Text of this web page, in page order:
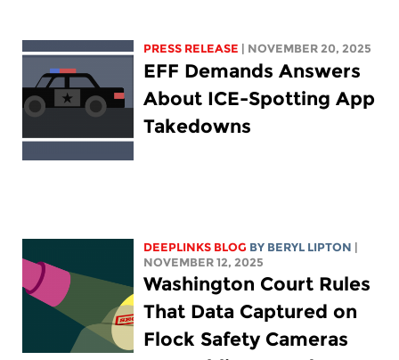
PRESS RELEASE | NOVEMBER 20, 2025
EFF Demands Answers
About ICE-Spotting App
Takedowns
DEEPLINKS BLOG BY BERYL LIPTON
NOVEMBER 12, 2025
Washington Court Rules
That Data Captured on
Flock Safety Cameras